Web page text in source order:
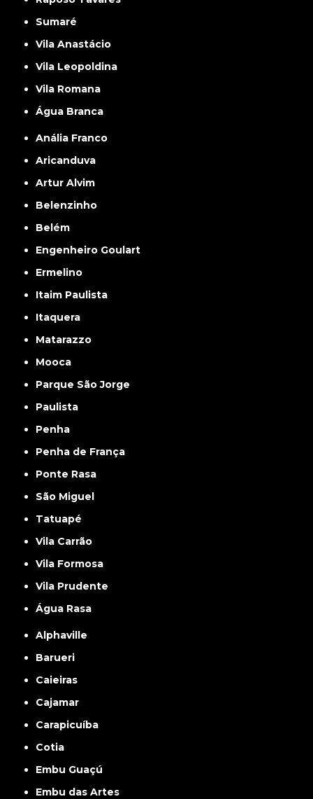
Sumaré
Vila Anastácio
Vila Leopoldina
Vila Romana
Água Branca
Anália Franco
Aricanduva
Artur Alvim
Belenzinho
Belém
Engenheiro Goulart
Ermelino
Itaim Paulista
Itaquera
Matarazzo
Mooca
Parque São Jorge
Paulista
Penha
Penha de França
Ponte Rasa
São Miguel
Tatuapé
Vila Carrão
Vila Formosa
Vila Prudente
Água Rasa
Alphaville
Barueri
Caieiras
Cajamar
Carapicuíba
Cotia
Embu Guaçú
Embu das Artes